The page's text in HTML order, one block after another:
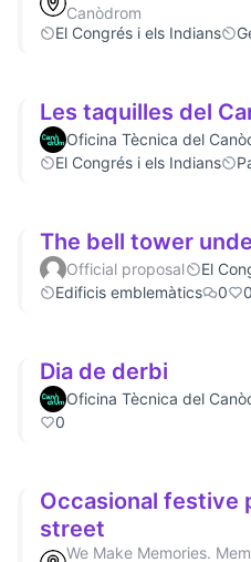
Canòdrom
El Congrés i els Indians
Les taquilles del
Oficina Tècnica del
El Congrés i els Indians
The bell tower
Official proposal
El
Edificis emblemàtics
0 0
Dia de derbi
Oficina Tècnica del
0
Occasional festive
street
We Make Memories.